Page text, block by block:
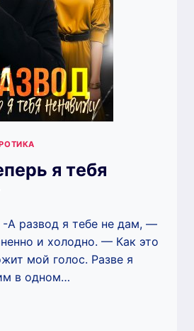
я тебя
А развод я тебе не дам, —
и холодно. — Как это
мой голос. Разве я
в одном…